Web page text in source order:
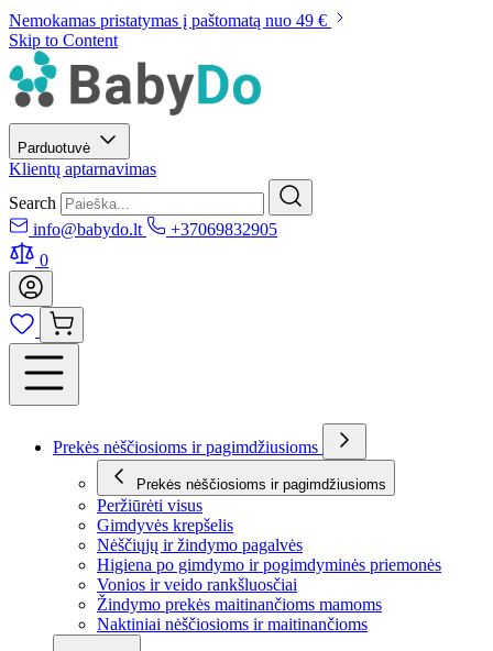
Nemokamas pristatymas į paštomatą nuo 49 €
Skip to Content
Parduotuvė
Klientų aptarnavimas
Search
info@babydo.lt
+37069832905
0
Prekės nėščiosioms ir pagimdžiusioms
Prekės nėščiosioms ir pagimdžiusioms
Peržiūrėti visus
Gimdyvės krepšelis
Nėščiųjų ir žindymo pagalvės
Higiena po gimdymo ir pogimdyminės priemonės
Vonios ir veido rankšluosčiai
Žindymo prekės maitinančioms mamoms
Naktiniai nėščiosioms ir maitinančioms